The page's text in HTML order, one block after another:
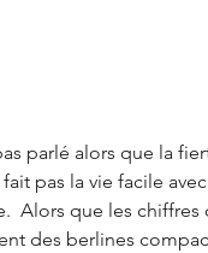
parlé alors que la
pas la vie facile
Alors que les
des berlines